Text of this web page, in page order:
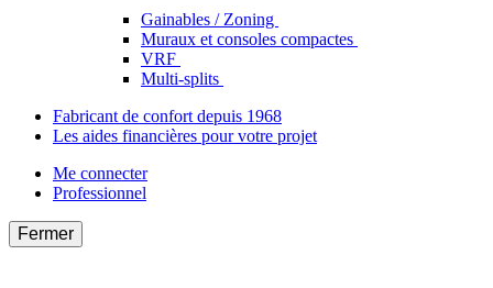
Gainables / Zoning
Muraux et consoles compactes
VRF
Multi-splits
Fabricant de confort depuis 1968
Les aides financières pour votre projet
Me connecter
Professionnel
Fermer